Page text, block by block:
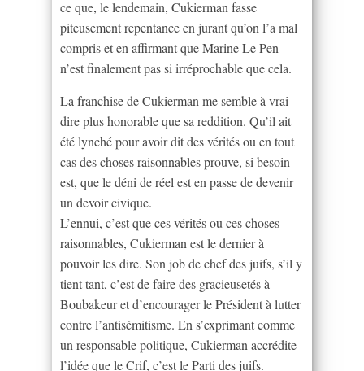
ce que, le lendemain, Cukierman fasse
piteusement repentance en jurant qu’on l’a mal
compris et en affirmant que Marine Le Pen
n’est finalement pas si irréprochable que cela.
La franchise de Cukierman me semble à vrai
dire plus honorable que sa reddition. Qu’il ait
été lynché pour avoir dit des vérités ou en tout
cas des choses raisonnables prouve, si besoin
est, que le déni de réel est en passe de devenir
un devoir civique.
L’ennui, c’est que ces vérités ou ces choses
raisonnables, Cukierman est le dernier à
pouvoir les dire. Son job de chef des juifs, s’il y
tient tant, c’est de faire des gracieusetés à
Boubakeur et d’encourager le Président à lutter
contre l’antisémitisme. En s’exprimant comme
un responsable politique, Cukierman accrédite
l’idée que le Crif, c’est le Parti des juifs.